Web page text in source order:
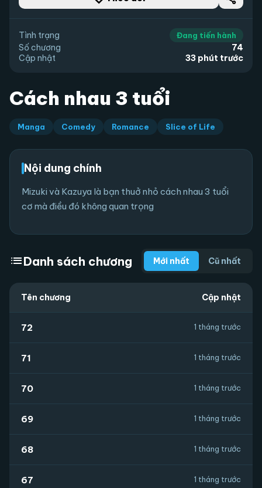
Tình trạng Đang tiến hành
Số chương
74
Cập nhật
33 phút trước
Cách nhau 3 tuổi
Manga Comedy Romance Slice of Life
Nội dung chính
Mizuki và Kazuya là bạn thuở nhỏ cách nhau 3 tuổi
cơ mà điều đó không quan trọng
listDanh sách chương Mới nhất Cũ nhất
Tên chương Cập nhật
72 1 tháng trước
71 1 tháng trước
70 1 tháng trước
69 1 tháng trước
68 1 tháng trước
67 1 tháng trước